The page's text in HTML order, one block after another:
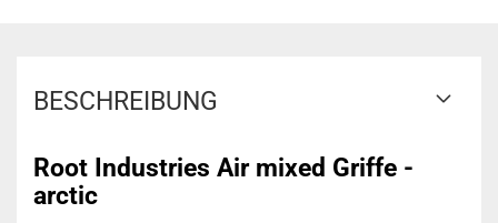
BESCHREIBUNG
Root Industries Air mixed Griffe -
arctic